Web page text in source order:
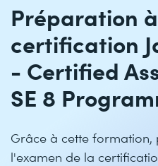
Préparation
certification
- Certified
SE 8
Grâce à cette
l'examen de la